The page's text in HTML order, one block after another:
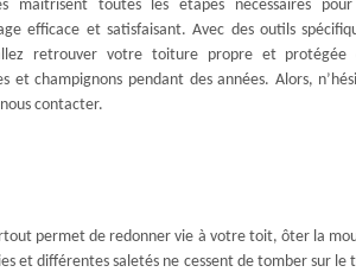
maitrisent toutes les étapes nécessaires
efficace et satisfaisant. Avec des outils
retrouver votre toiture propre et protégée
et champignons pendant des années. Alors,
contacter.
permet de redonner vie à votre toit, ôter la
et différentes saletés ne cessent de tomber sur le